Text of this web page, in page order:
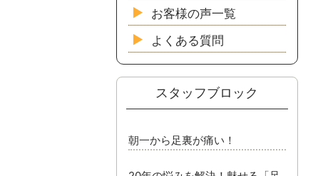
お客様の声一覧
よくある質問
スタッフブロック
朝一から足裏が痛い！